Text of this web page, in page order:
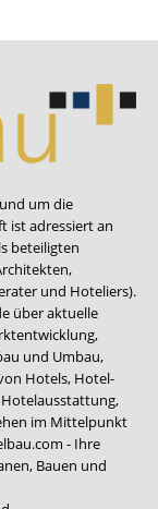
um die
ist adressiert an
beteiligten
und Hoteliers).
über aktuelle
und Umbau,
Hotels, Hotel-
im Mittelpunkt
- Ihre
Bauen und